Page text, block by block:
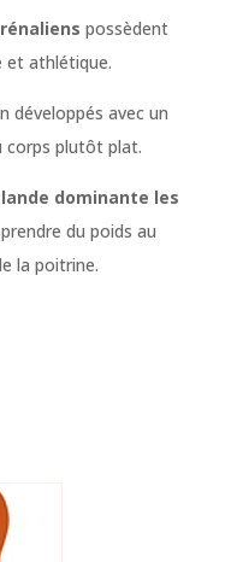
possèdent
et athlétique.
développés avec un
corps plutôt plat.
dominante les
du poids au
la poitrine.